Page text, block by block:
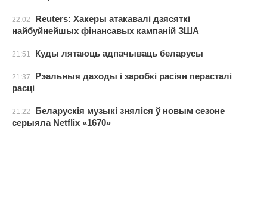
22:02
Reuters: Хакеры атакавалі дзясяткі
найбуйнейшых фінансавых кампаній ЗША
21:51 Куды лятаюць адпачываць беларусы
21:37
Рэальныя даходы і заробкі расіян перасталі
расці
21:22
Беларускія музыкі зняліся ў новым сезоне
серыяла Netflix «1670»